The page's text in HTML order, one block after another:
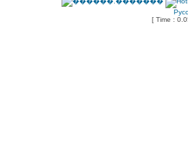
[ Time :